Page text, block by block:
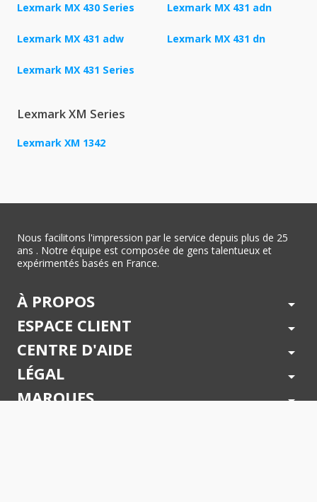
Lexmark MX 430 Series Lexmark MX 431 adn
Lexmark MX 431 adw Lexmark MX 431 dn
Lexmark MX 431 Series
Lexmark XM Series
Lexmark XM 1342
Nous facilitons l'impression par le service depuis plus de 25
ans . Notre équipe est composée de gens talentueux et
expérimentés basés en France.
À PROPOS arrow_drop_down
ESPACE CLIENT arrow_drop_down
CENTRE D'AIDE arrow_drop_down
LÉGAL arrow_drop_down
MARQUES arrow_drop_down